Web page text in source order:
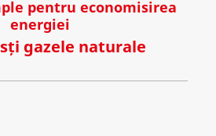
pentru economisirea
energiei
gazele naturale